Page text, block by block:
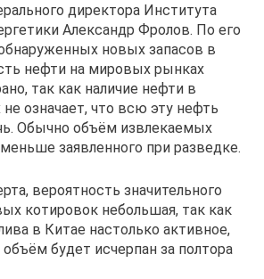
директора Института
Александр Фролов. По его
новых запасов в
нефти на мировых рынках
так как наличие нефти в
означает, что всю эту нефть
Обычно объём извлекаемых
заявленного при разведке.
вероятность значительного
котировок небольшая, так как
в Китае настолько активное,
будет исчерпан за полтора